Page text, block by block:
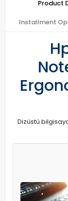
Product
Installment
Dizüstü